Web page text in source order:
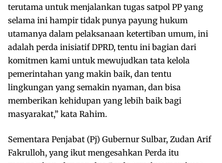
terutama untuk menjalankan tugas satpol PP yang
selama ini hampir tidak punya payung hukum
utamanya dalam pelaksanaan ketertiban umum, ini
adalah perda inisiatif DPRD, tentu ini bagian dari
komitmen kami untuk mewujudkan tata kelola
pemerintahan yang makin baik, dan tentu
lingkungan yang semakin nyaman, dan bisa
memberikan kehidupan yang lebih baik bagi
masyarakat,” kata Rahim.
Sementara Penjabat (Pj) Gubernur Sulbar, Zudan Arif
Fakrulloh, yang ikut mengesahkan Perda itu